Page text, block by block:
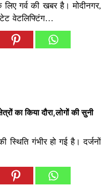
गर्व की खबर है। मोदीनगर,
वेटलिफ्टिंग…
का किया दौरा,लोगों की सुनी
स्थिति गंभीर हो गई है। दर्जनों